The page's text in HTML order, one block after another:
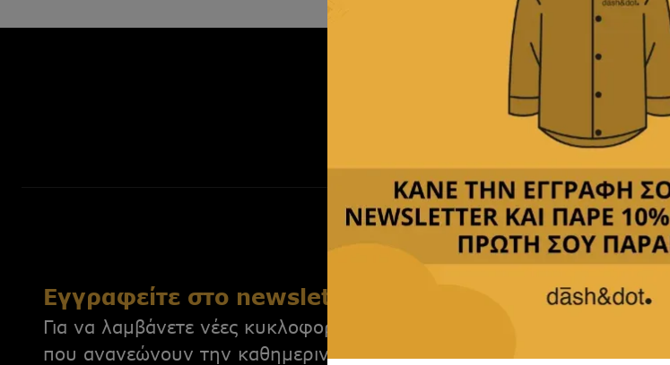
Εγγραφείτε στο newsletter μας
Για να λαμβάνετε νέες κυκλοφορίες, αποκλειστικές προσφορές και ιδέες
που ανανεώνουν την καθημερινότητά σας.